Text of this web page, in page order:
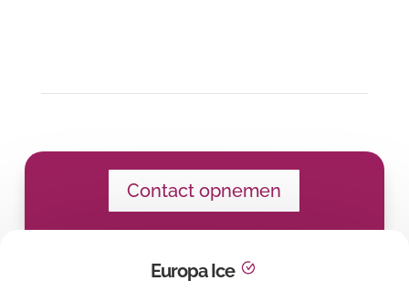
Contact opnemen
Europa Ice